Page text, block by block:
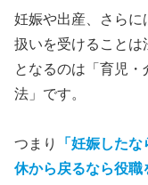
妊娠や出産、さらに
扱いを受けることは
となるのは「育児
法」です。
つまり 「妊娠した
休から戻るなら役職